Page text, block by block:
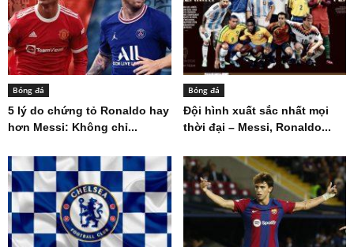
Bóng đá
5 lý do chứng tỏ Ronaldo hay
hơn Messi: Không chỉ...
Bóng đá
Đội hình xuất sắc nhất mọi
thời đại – Messi, Ronaldo...